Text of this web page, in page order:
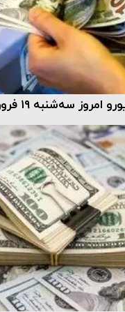
۱۹ فروردین ۱۴۰۴/ جدول